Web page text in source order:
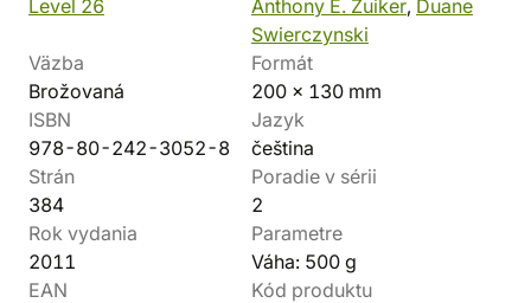
Level 26 Anthony E. Zuiker, Duane
Swierczynski
Väzba
Brožovaná
Formát
200 x 130 mm
ISBN
978-80-242-3052-8
Jazyk
čeština
Strán
384
Poradie v sérii
2
Rok vydania
2011
Parametre
Váha: 500 g
EAN
Kód produktu